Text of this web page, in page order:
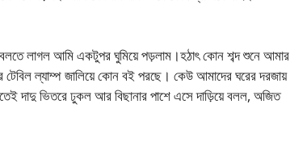
লাগল আমি একটুপর ঘুমিয়ে পড়লাম।হঠাৎ কোন শব্দ শুনে আমার
ল্যাম্প জালিয়ে কোন বই পরছে। কেউ আমাদের ঘরের দরজায়
দাদু ভিতরে ঢুকল আর বিছানার পাশে এসে দাড়িয়ে বলল, অজিত